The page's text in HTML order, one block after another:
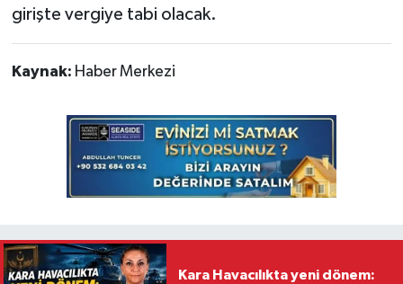
girişte vergiye tabi olacak.
Kaynak: Haber Merkezi
Kara Havacılıkta yeni dönem: